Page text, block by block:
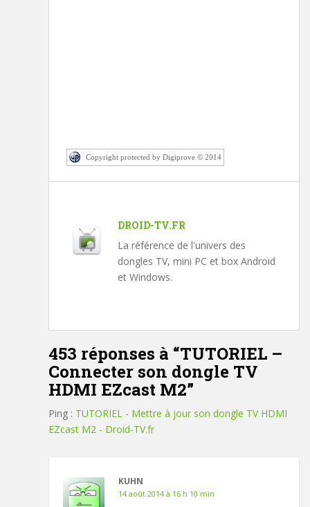
Copyright protected by Digiprove © 2014
DROID-TV.FR
La référence de l'univers des
dongles TV, mini PC et box Android
et Windows.
453 réponses à “TUTORIEL –
Connecter son dongle TV
HDMI EZcast M2”
Ping : TUTORIEL - Mettre à jour son dongle TV HDMI
EZcast M2 - Droid-TV.fr
KUHN
14 août 2014 à 16 h 10 min